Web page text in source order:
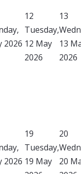
2026
12
Tuesday,
12 May
2026
13
13
2026
2026
19
Tuesday,
19 May
20
20